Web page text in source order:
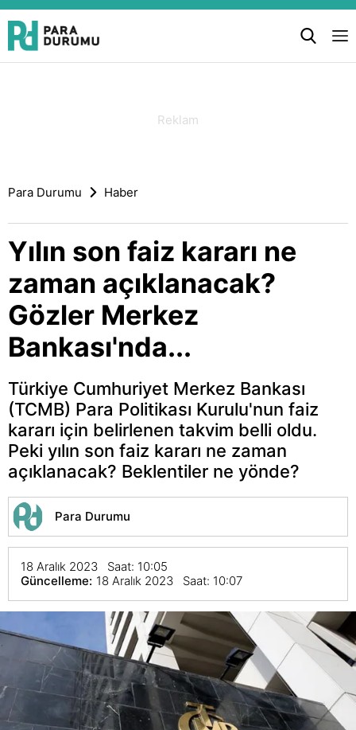
Para Durumu Haber
Yılın son faiz kararı ne
zaman açıklanacak?
Gözler Merkez
Bankası'nda...
Türkiye Cumhuriyet Merkez Bankası
(TCMB) Para Politikası Kurulu'nun faiz
kararı için belirlenen takvim belli oldu.
Peki yılın son faiz kararı ne zaman
açıklanacak? Beklentiler ne yönde?
Para Durumu
18 Aralık 2023 Saat: 10:05
Güncelleme: 18 Aralık 2023 Saat: 10:07